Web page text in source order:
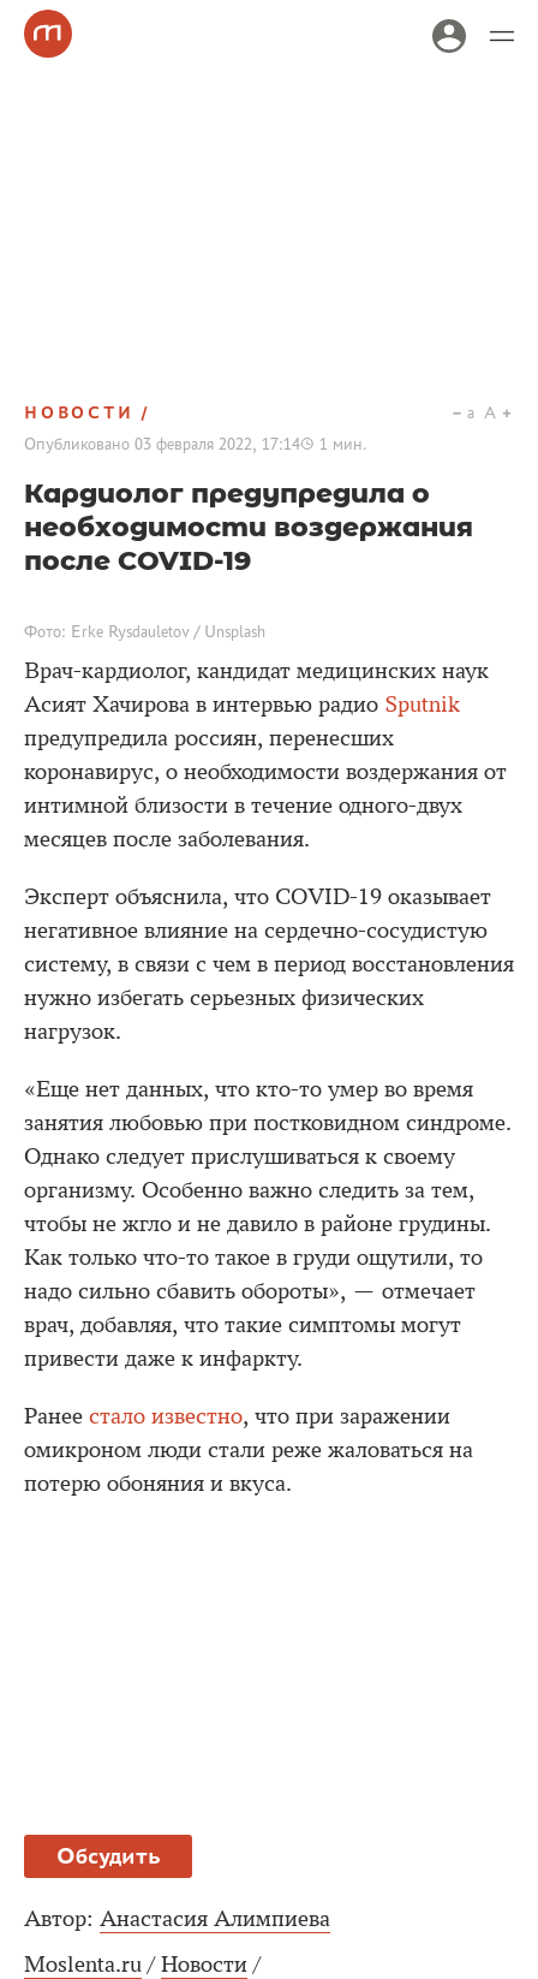
НОВОСТИ
Опубликовано 03 февраля 2022, 17:14 1 мин.
a A
Кардиолог предупредила о
необходимости воздержания
после COVID-19
Фото: Erke Rysdauletov / Unsplash
Врач-кардиолог, кандидат медицинских наук
Асият Хачирова в интервью радио Sputnik
предупредила россиян, перенесших
коронавирус, о необходимости воздержания от
интимной близости в течение одного-двух
месяцев после заболевания.
Эксперт объяснила, что COVID-19 оказывает
негативное влияние на сердечно-сосудистую
систему, в связи с чем в период восстановления
нужно избегать серьезных физических
нагрузок.
«Еще нет данных, что кто-то умер во время
занятия любовью при постковидном синдроме.
Однако следует прислушиваться к своему
организму. Особенно важно следить за тем,
чтобы не жгло и не давило в районе грудины.
Как только что-то такое в груди ощутили, то
надо сильно сбавить обороты», — отмечает
врач, добавляя, что такие симптомы могут
привести даже к инфаркту.
Ранее стало известно, что при заражении
омикроном люди стали реже жаловаться на
потерю обоняния и вкуса.
Обсудить
Автор: Анастасия Алимпиева
Moslenta.ru / Новости /